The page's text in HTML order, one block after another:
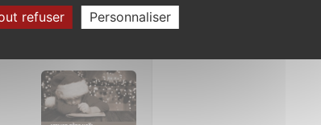
refuser Personnaliser